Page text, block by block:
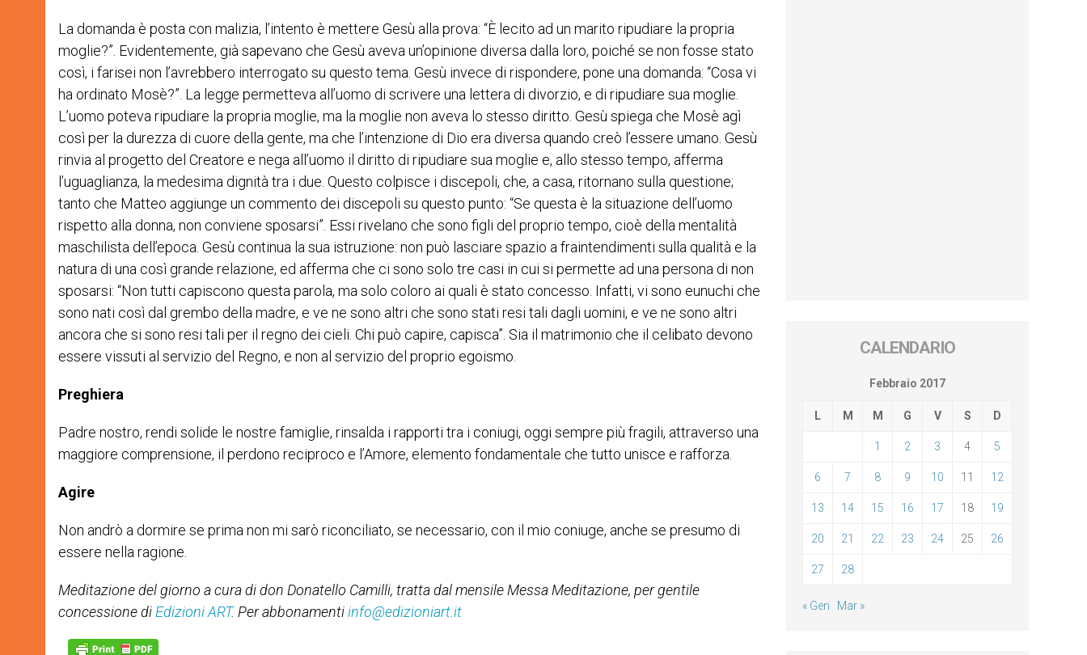
La domanda è posta con malizia, l’intento è mettere Gesù alla prova: “È lecito ad un marito ripudiare la propria
moglie?”. Evidentemente, già sapevano che Gesù aveva un’opinione diversa dalla loro, poiché se non fosse stato
così, i farisei non l’avrebbero interrogato su questo tema. Gesù invece di rispondere, pone una domanda: “Cosa vi
ha ordinato Mosè?”. La legge permetteva all’uomo di scrivere una lettera di divorzio, e di ripudiare sua moglie.
L’uomo poteva ripudiare la propria moglie, ma la moglie non aveva lo stesso diritto. Gesù spiega che Mosè agì
così per la durezza di cuore della gente, ma che l’intenzione di Dio era diversa quando creò l’essere umano. Gesù
rinvia al progetto del Creatore e nega all’uomo il diritto di ripudiare sua moglie e, allo stesso tempo, afferma
l’uguaglianza, la medesima dignità tra i due. Questo colpisce i discepoli, che, a casa, ritornano sulla questione;
tanto che Matteo aggiunge un commento dei discepoli su questo punto: “Se questa è la situazione dell’uomo
rispetto alla donna, non conviene sposarsi”. Essi rivelano che sono figli del proprio tempo, cioè della mentalità
maschilista dell’epoca. Gesù continua la sua istruzione: non può lasciare spazio a fraintendimenti sulla qualità e la
natura di una così grande relazione, ed afferma che ci sono solo tre casi in cui si permette ad una persona di non
sposarsi: “Non tutti capiscono questa parola, ma solo coloro ai quali è stato concesso. Infatti, vi sono eunuchi che
sono nati così dal grembo della madre, e ve ne sono altri che sono stati resi tali dagli uomini, e ve ne sono altri
ancora che si sono resi tali per il regno dei cieli. Chi può capire, capisca”. Sia il matrimonio che il celibato devono
essere vissuti al servizio del Regno, e non al servizio del proprio egoismo.
Preghiera
Padre nostro, rendi solide le nostre famiglie, rinsalda i rapporti tra i coniugi, oggi sempre più fragili, attraverso una
maggiore comprensione, il perdono reciproco e l’Amore, elemento fondamentale che tutto unisce e rafforza.
Agire
Non andrò a dormire se prima non mi sarò riconciliato, se necessario, con il mio coniuge, anche se presumo di
essere nella ragione.
Meditazione del giorno a cura di don Donatello Camilli, tratta dal mensile Messa Meditazione, per gentile
concessione di Edizioni ART. Per abbonamentiinfo@edizioniart.it
CALENDARIO
Febbraio 2017
L M M G V S D
1 2 3 4 5
6 7 8 9 10 11 12
13 14 15 16 17 18 19
20 21 22 23 24 25 26
27 28
« Gen Mar »